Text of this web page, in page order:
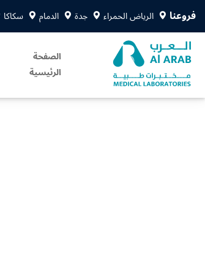
فروعنا الرياض الحمراء جدة الدمام سكاكا
الصفحة
الرئيسية